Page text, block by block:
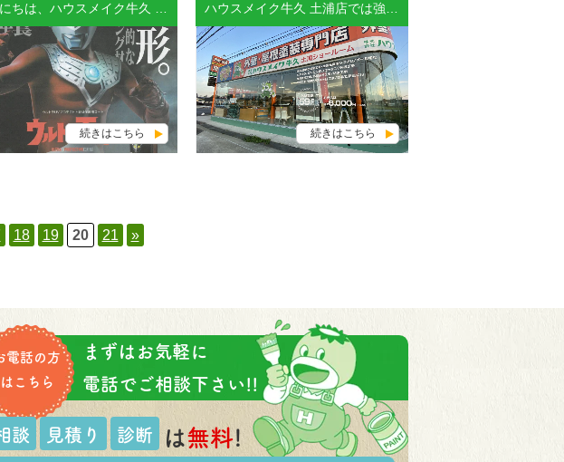
続きはこちら 続きはこちら
18 19 20 21 »
電話の方
はこちら
まずはお気軽に
電話でご相談下さい!!
談 見積り 診断 は無料!